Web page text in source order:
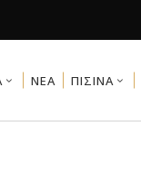
NEA ΠΙΣΙΝΑ